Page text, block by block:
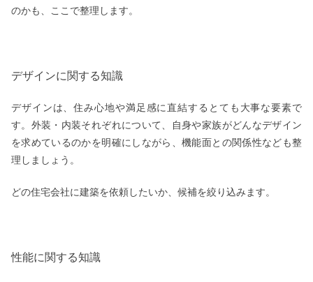
のかも、ここで整理します。
デザインに関する知識
デザインは、住み心地や満足感に直結するとても大事な要素で
す。外装・内装それぞれについて、自身や家族がどんなデザイン
を求めているのかを明確にしながら、機能面との関係性なども整
理しましょう。
どの住宅会社に建築を依頼したいか、候補を絞り込みます。
性能に関する知識